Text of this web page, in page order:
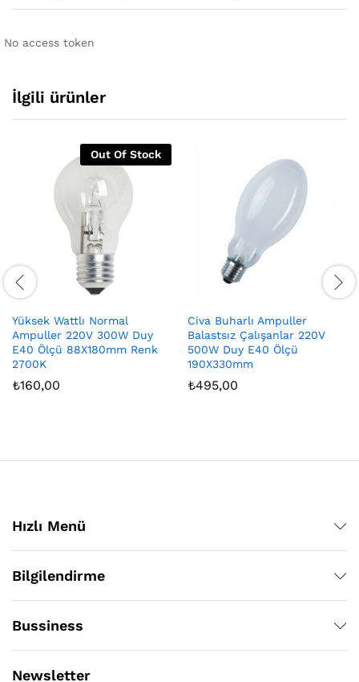
No access token
İlgili ürünler
Out Of Stock
Yüksek Wattlı Normal
Ampuller 220V 300W Duy
E40 Ölçü 88X180mm Renk
2700K
₺160,00
Civa Buharlı Ampuller
Balastsız Çalışanlar 220V
500W Duy E40 Ölçü
190X330mm
₺495,00
Hızlı Menü
Bilgilendirme
Bussiness
Newsletter